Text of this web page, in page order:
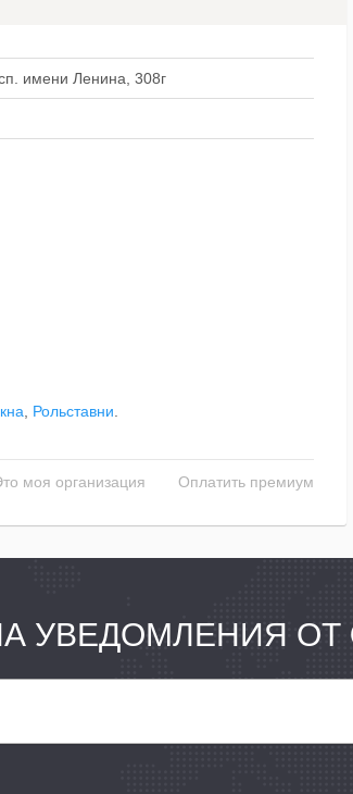
имени Ленина, 308г
Рольставни
моя организация Оплатить премиум
УВЕДОМЛЕНИЯ ОТ